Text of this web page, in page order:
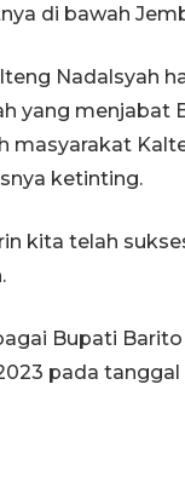
di bawah
Nadalsyah
yang menjabat
masyarakat
ketinting.
kita telah
Bupati
pada tanggal